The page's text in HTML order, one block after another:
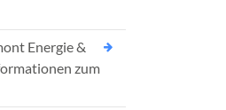
Energie &
zum